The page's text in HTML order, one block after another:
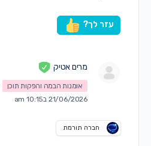
עזר לך?
מרים אטיק
אומנות הבמה והפקות תוכן
21/06/2026 ב10:15 am
חברה תורמת